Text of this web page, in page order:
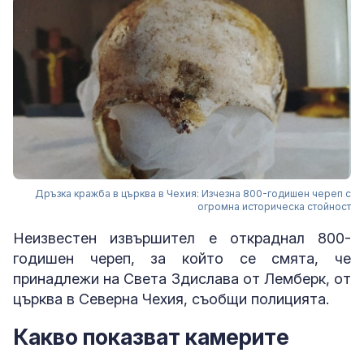
Дръзка кражба в църква в Чехия: Изчезна 800-годишен череп с
огромна историческа стойност
Неизвестен извършител е откраднал 800-
годишен череп, за който се смята, че
принадлежи на Света Здислава от Лемберк, от
църква в Северна Чехия, съобщи полицията.
Какво показват камерите